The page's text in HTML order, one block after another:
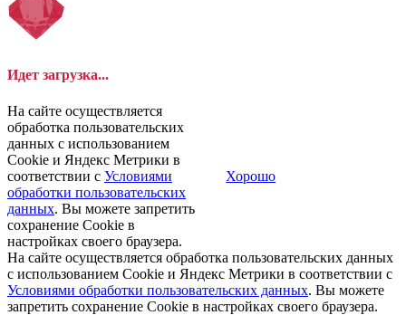
Идет загрузка...
На сайте осуществляется
обработка пользовательских
данных с использованием
Cookie и Яндекс Метрики в
соответствии с Условиями
обработки пользовательских
данных. Вы можете запретить
сохранение Cookie в
настройках своего браузера.
Хорошо
На сайте осуществляется обработка пользовательских данных
с использованием Cookie и Яндекс Метрики в соответствии с
Условиями обработки пользовательских данных. Вы можете
запретить сохранение Cookie в настройках своего браузера.